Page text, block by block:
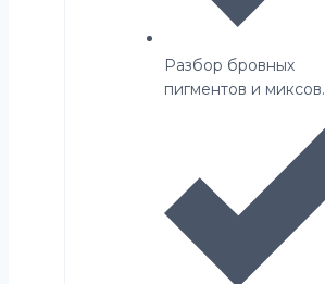
Разбор бровных
пигментов и миксов.